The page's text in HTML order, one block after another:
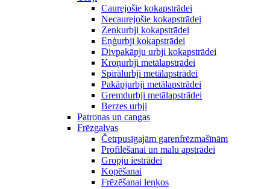
Caurejošie kokapstrādei
Necaurejošie kokapstrādei
Zenķurbji kokapstrādei
Eņģurbji kokapstrādei
Divpakāpju urbji kokapstrādei
Kroņurbji metālapstrādei
Spirālurbji metālapstrādei
Pakāpjurbji metālapstrādei
Gremdurbji metālapstrādei
Berzes urbji
Patronas un cangas
Frēzgalvas
Četrpusīgajām garenfrēzmašīnām
Profilēšanai un malu apstrādei
Gropju iestrādei
Kopēšanai
Frēzēšanai leņķos